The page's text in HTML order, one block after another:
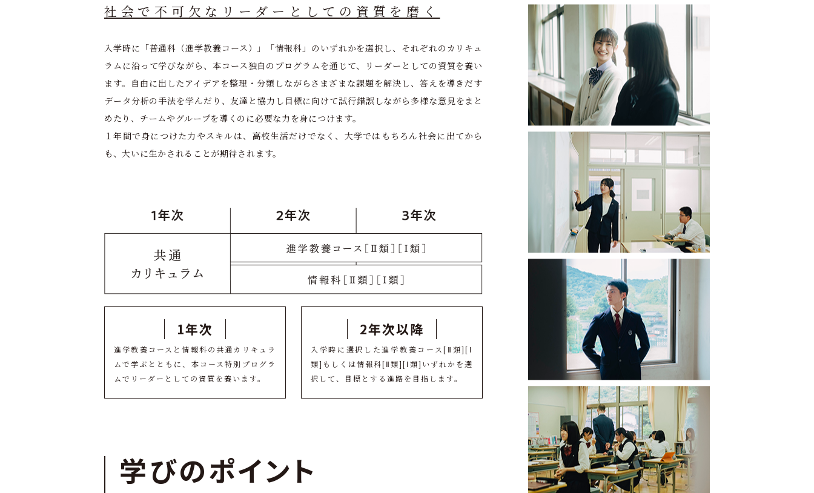
社会で不可欠な リーダーとしての資質を磨く
入学時に「普通科（進学教養コース）」「情報科」のいずれかを選択し、それぞれのカリキュ
ラムに沿って学びながら、本コース独自のプログラムを通じて、リーダーとしての資質を養い
ます。自由に出したアイデアを整理・分類しながらさまざまな課題を解決し、答えを導きだす
データ分析の手法を学んだり、友達と協力し目標に向けて試行錯誤しながら多様な意見をまと
めたり、チームやグループを導くのに必要な力を身につけます。
１年間で身につけた力やスキルは、高校生活だけでなく、大学ではもちろん社会に出てから
も、大いに生かされることが期待されます。
1年次
進学教養コースと情報科の共通カリキュラ
ムで学ぶとともに、本コース特別プログラ
ムでリーダーとしての資質を養います。
2年次以降
入学時に選択した進学教養コース[Ⅱ類][Ⅰ
類]もしくは情報科[Ⅱ類][Ⅰ類]いずれかを選
択して、目標とする進路を目指します。
学びのポイント